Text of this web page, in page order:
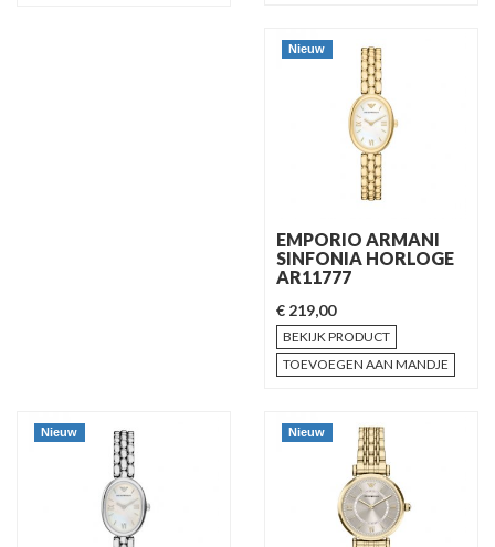
Nieuw
EMPORIO ARMANI
SINFONIA HORLOGE
AR11777
€ 219,00
BEKIJK PRODUCT
TOEVOEGEN AAN MANDJE
Nieuw Nieuw